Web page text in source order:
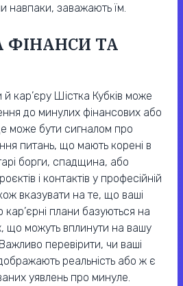
навпаки, заважають їм.
ФІНАНСИ ТА
кар’єру Шістка Кубків може
до минулих фінансових або
може бути сигналом про
питань, що мають корені в
борги, спадщина, або
і контактів у професійній
вказувати на те, що ваші
кар’єрні плани базуються на
що можуть вплинути на вашу
перевірити, чи ваші
реальність або ж є
уявлень про минуле.